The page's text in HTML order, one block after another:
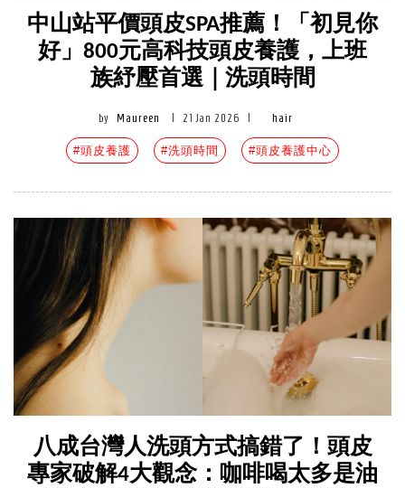
中山站平價頭皮SPA推薦！「初見你
好」800元高科技頭皮養護，上班
族紓壓首選｜洗頭時間
by Maureen 21 Jan 2026 hair
#頭皮養護 #洗頭時間 #頭皮養護中心
八成台灣人洗頭方式搞錯了！頭皮
專家破解4大觀念：咖啡喝太多是油